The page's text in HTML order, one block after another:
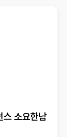
스 소요한남